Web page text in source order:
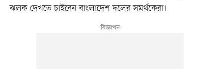
ঝলক দেখতে চাইবেন বাংলাদেশ দলের সমর্থকেরা।